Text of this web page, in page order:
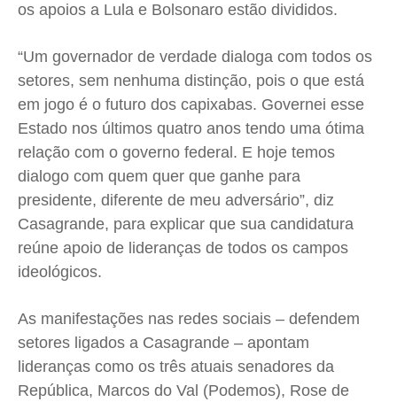
os apoios a Lula e Bolsonaro estão divididos.
“Um governador de verdade dialoga com todos os
setores, sem nenhuma distinção, pois o que está
em jogo é o futuro dos capixabas. Governei esse
Estado nos últimos quatro anos tendo uma ótima
relação com o governo federal. E hoje temos
dialogo com quem quer que ganhe para
presidente, diferente de meu adversário”, diz
Casagrande, para explicar que sua candidatura
reúne apoio de lideranças de todos os campos
ideológicos.
As manifestações nas redes sociais – defendem
setores ligados a Casagrande – apontam
lideranças como os três atuais senadores da
República, Marcos do Val (Podemos), Rose de